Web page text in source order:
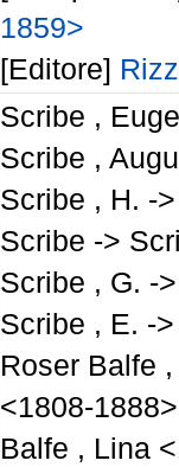
1859>
[Editore]
Scribe ,
Scribe ,
Scribe , H. -
Scribe ->
Scribe , G. -
Scribe , E. -
Roser Balfe
<1808-1888>
Balfe , Lina